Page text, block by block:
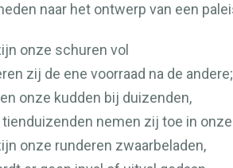
naar het ontwerp van een
onze schuren vol
zij de ene voorraad na de andere;
onze kudden bij duizenden,
tienduizenden nemen zij toe in
onze runderen zwaarbeladen,